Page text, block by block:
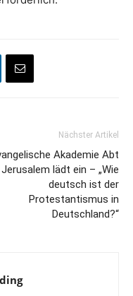
Nächster Artikel
Akademie Abt
Jerusalem lädt ein – „Wie
deutsch ist der
Protestantismus in
Deutschland?“